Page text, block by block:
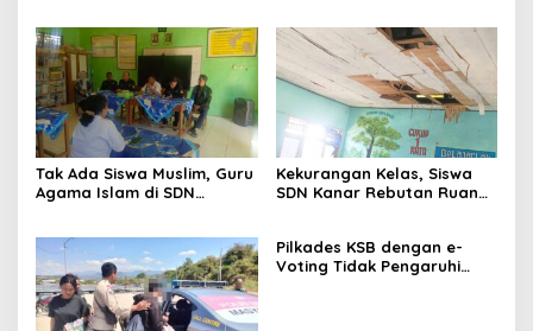
Tak Ada Siswa Muslim, Guru
Agama Islam di SDN
Kekurangan Kelas, Siswa
SDN Kanar Rebutan Ruang
Pilkades KSB dengan e-
Voting Tidak Pengaruhi